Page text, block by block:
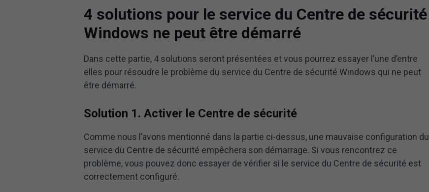
4 solutions pour le service du Centre de sécurité
Windows ne peut être démarré
Dans cette partie, 4 solutions seront présentées et vous pourrez essayer l’une d’entre
elles pour résoudre le problème du service du Centre de sécurité Windows qui ne peut
être démarré.
Solution 1. Activer le Centre de sécurité
Comme nous l’avons mentionné dans la partie ci-dessus, une mauvaise configuration du
service du Centre de sécurité empêchera son démarrage. Si vous rencontrez ce
problème, vous pouvez donc essayer de vérifier si le service du Centre de sécurité est
correctement configuré.